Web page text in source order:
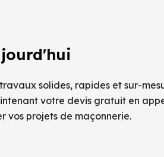
solides, rapides et sur-
votre devis gratuit en
vos projets de maçonnerie.